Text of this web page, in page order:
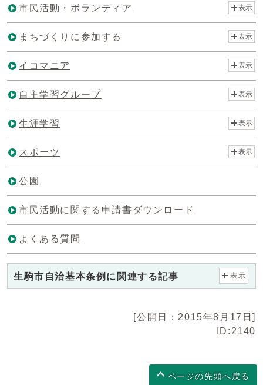
市民活動・ボランティア 表示
まちづくりに参加する 表示
イコマニア 表示
自主学習グループ 表示
生涯学習 表示
スポーツ 表示
公園
市民活動に関する申請書ダウンロード
よくある質問
生駒市自治基本条例に関連する記事 表示
[公開日：2015年8月17日]
ID:2140
ページの先頭へ戻る